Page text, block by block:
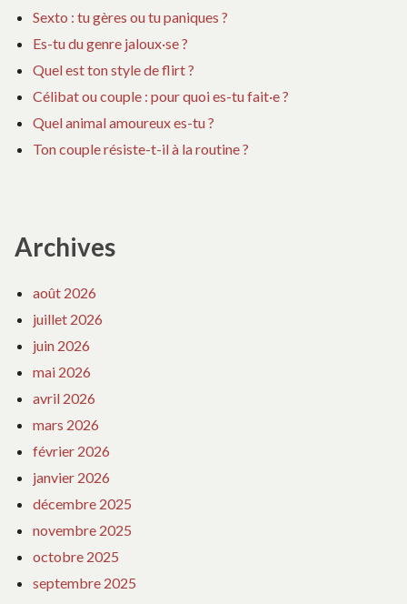
Sexto : tu gères ou tu paniques ?
Es-tu du genre jaloux·se ?
Quel est ton style de flirt ?
Célibat ou couple : pour quoi es-tu fait·e ?
Quel animal amoureux es-tu ?
Ton couple résiste-t-il à la routine ?
Archives
août 2026
juillet 2026
juin 2026
mai 2026
avril 2026
mars 2026
février 2026
janvier 2026
décembre 2025
novembre 2025
octobre 2025
septembre 2025